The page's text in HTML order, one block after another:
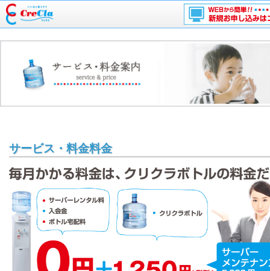
サービス・料金料金
クリクラについて
会社概要
Ｑ＆Ａ
イベント・キャンペーン情報
サービス・料金
スタッフ紹介